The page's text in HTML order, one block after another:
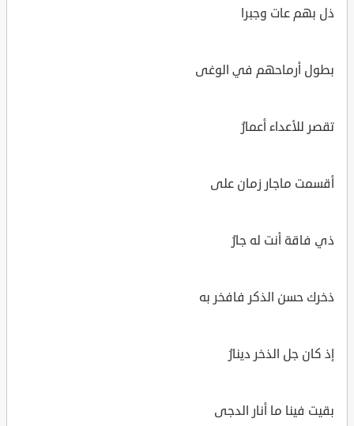
ذل بهم عات وجبرا
بطول أرماحهم في الوغى
تقصر للأعداء أعمارُ
أقسمت ماجار زمان على
ذي فاقة أنت له جارُ
ذخرك حسن الذكر فافخر به
إذ كان جل الذخر دينارُ
بقيت فينا ما أنار الدجى